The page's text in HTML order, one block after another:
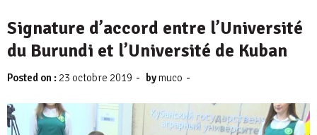
Signature d’accord entre l’Université
du Burundi et l’Université de Kuban
Posted on : 23 octobre 2019 - bymuco -